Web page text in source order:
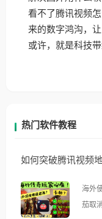
看不了腾讯视频
来的数字鸿沟，
或许，就是科技
热门软件教程
如何突破腾讯视频
海外
茄取消海外地